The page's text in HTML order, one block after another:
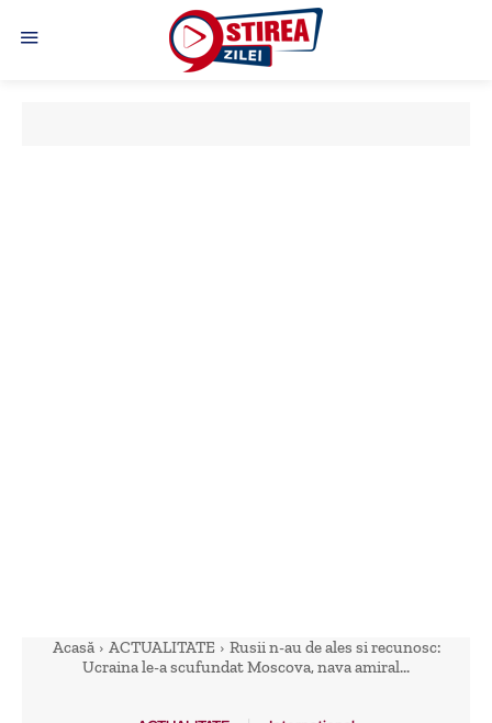
Acasă ACTUALITATE
Rusii n-au de ales si recunosc:
Ucraina le-a scufundat Moscova, nava amiral...